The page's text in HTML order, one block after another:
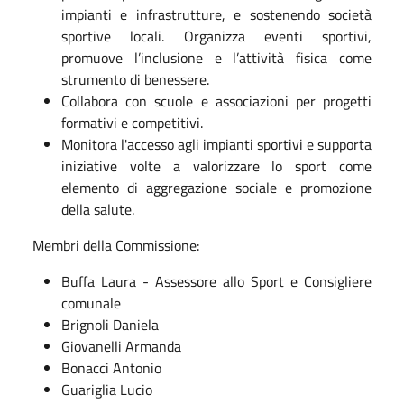
impianti e infrastrutture, e sostenendo società
sportive locali. Organizza eventi sportivi,
promuove l’inclusione e l’attività fisica come
strumento di benessere.
Collabora con scuole e associazioni per progetti
formativi e competitivi.
Monitora l'accesso agli impianti sportivi e supporta
iniziative volte a valorizzare lo sport come
elemento di aggregazione sociale e promozione
della salute.
Membri della Commissione:
Buffa Laura - Assessore allo Sport e Consigliere
comunale
Brignoli Daniela
Giovanelli Armanda
Bonacci Antonio
Guariglia Lucio